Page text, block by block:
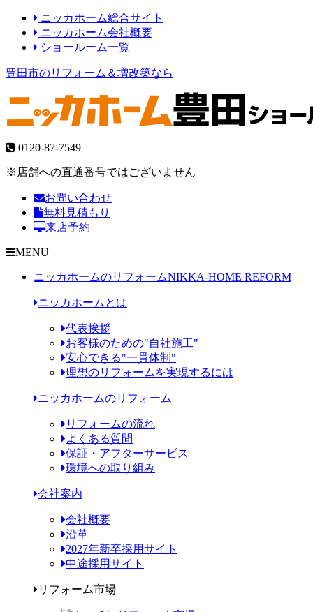
ニッカホーム総合サイト
ニッカホーム会社概要
ショールーム一覧
豊田市のリフォーム＆増改築なら
0120-87-7549
※店舗への直通番号ではございません
お問い合わせ
無料見積もり
来店予約
MENU
ニッカホームのリフォームNIKKA-HOME REFORM
ニッカホームとは
代表挨拶
お客様のための"自社施工"
安心できる"一貫体制"
理想のリフォームを実現するには
ニッカホームのリフォーム
リフォームの流れ
よくある質問
保証・アフターサービス
環境への取り組み
会社案内
会社概要
沿革
2027年新卒採用サイト
中途採用サイト
リフォーム市場